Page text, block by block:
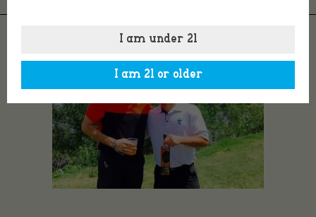
I am under 21
I am 21 or older